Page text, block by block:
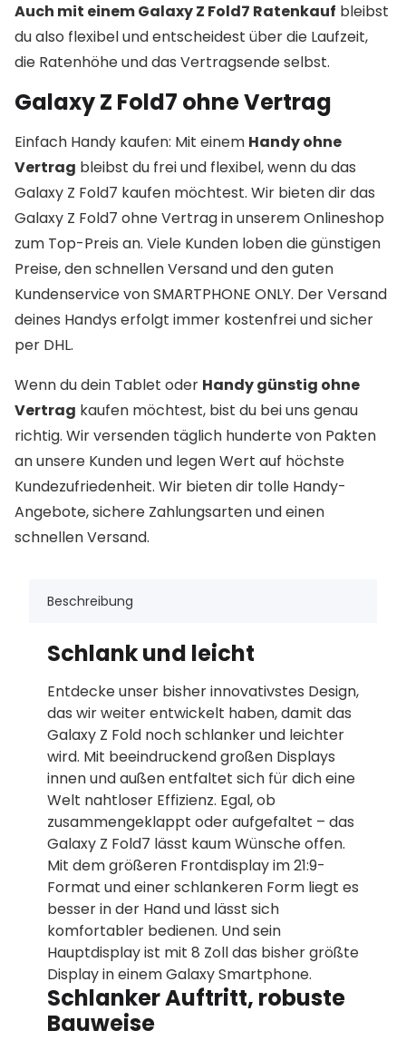
Auch mit einem Galaxy Z Fold7 Ratenkauf bleibst
du also flexibel und entscheidest über die Laufzeit,
die Ratenhöhe und das Vertragsende selbst.
Galaxy Z Fold7 ohne Vertrag
Einfach Handy kaufen: Mit einem Handy ohne
Vertrag bleibst du frei und flexibel, wenn du das
Galaxy Z Fold7 kaufen möchtest. Wir bieten dir das
Galaxy Z Fold7 ohne Vertrag in unserem Onlineshop
zum Top-Preis an. Viele Kunden loben die günstigen
Preise, den schnellen Versand und den guten
Kundenservice von SMARTPHONE ONLY. Der Versand
deines Handys erfolgt immer kostenfrei und sicher
per DHL.
Wenn du dein Tablet oder Handy günstig ohne
Vertrag kaufen möchtest, bist du bei uns genau
richtig. Wir versenden täglich hunderte von Pakten
an unsere Kunden und legen Wert auf höchste
Kundezufriedenheit. Wir bieten dir tolle Handy-
Angebote, sichere Zahlungsarten und einen
schnellen Versand.
Beschreibung
Schlank und leicht
Entdecke unser bisher innovativstes Design,
das wir weiter entwickelt haben, damit das
Galaxy Z Fold noch schlanker und leichter
wird. Mit beeindruckend großen Displays
innen und außen entfaltet sich für dich eine
Welt nahtloser Effizienz. Egal, ob
zusammengeklappt oder aufgefaltet – das
Galaxy Z Fold7 lässt kaum Wünsche offen.
Mit dem größeren Frontdisplay im 21:9-
Format und einer schlankeren Form liegt es
besser in der Hand und lässt sich
komfortabler bedienen. Und sein
Hauptdisplay ist mit 8 Zoll das bisher größte
Display in einem Galaxy Smartphone.
Schlanker Auftritt, robuste
Bauweise